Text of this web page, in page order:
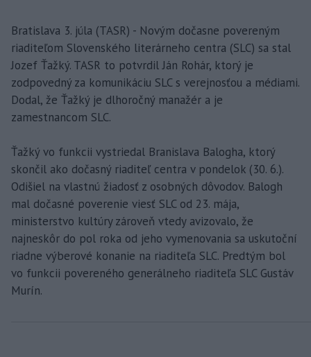
Bratislava 3. júla (TASR) - Novým dočasne povereným
riaditeľom Slovenského literárneho centra (SLC) sa stal
Jozef Ťažký. TASR to potvrdil Ján Rohár, ktorý je
zodpovedný za komunikáciu SLC s verejnosťou a médiami.
Dodal, že Ťažký je dlhoročný manažér a je
zamestnancom SLC.
Ťažký vo funkcii vystriedal Branislava Balogha, ktorý
skončil ako dočasný riaditeľ centra v pondelok (30. 6.).
Odišiel na vlastnú žiadosť z osobných dôvodov. Balogh
mal dočasné poverenie viesť SLC od 23. mája,
ministerstvo kultúry zároveň vtedy avizovalo, že
najneskôr do pol roka od jeho vymenovania sa uskutoční
riadne výberové konanie na riaditeľa SLC. Predtým bol
vo funkcii povereného generálneho riaditeľa SLC Gustáv
Murín.